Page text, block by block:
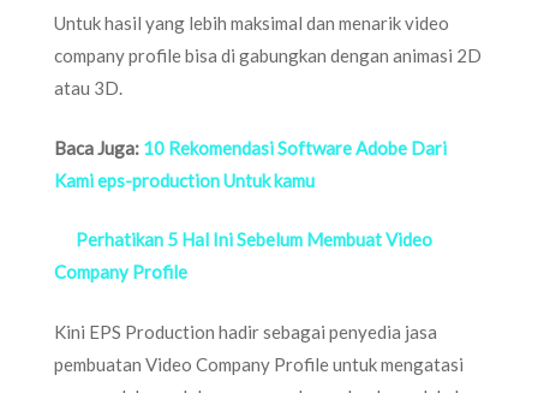
Untuk hasil yang lebih maksimal dan menarik video
company profile bisa di gabungkan dengan animasi 2D
atau 3D.
Baca Juga: 10 Rekomendasi Software Adobe Dari
Kami eps-production Untuk kamu
Perhatikan 5 Hal Ini Sebelum Membuat Video
Company Profile
Kini EPS Production hadir sebagai penyedia jasa
pembuatan Video Company Profile untuk mengatasi